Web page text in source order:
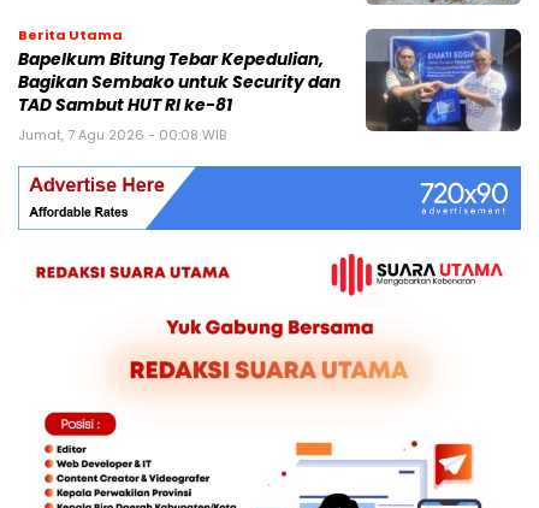
Berita Utama
Bapelkum Bitung Tebar Kepedulian,
Bagikan Sembako untuk Security dan
TAD Sambut HUT RI ke-81
Jumat, 7 Agu 2026 - 00:08 WIB